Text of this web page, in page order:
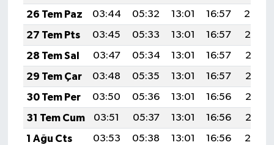
26 Tem Paz
03:44 05:32 13:01 16:57
20:20
27 Tem Pts
03:45 05:33 13:01 16:57
20:19
28 Tem Sal
03:47 05:34 13:01 16:57
20:18
29 Tem Çar
03:48 05:35 13:01 16:57
20:17
30 Tem Per
03:50 05:36 13:01 16:56
20:16
31 Tem Cum
03:51 05:37 13:01 16:56
20:15
1 Ağu Cts
03:53 05:38 13:01 16:56
20:14